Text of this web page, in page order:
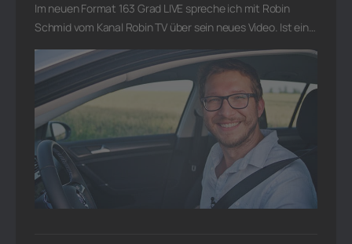
Im neuen Format 163 Grad LIVE spreche ich mit Robin
Schmid vom Kanal Robin TV über sein neues Video. Ist ein…